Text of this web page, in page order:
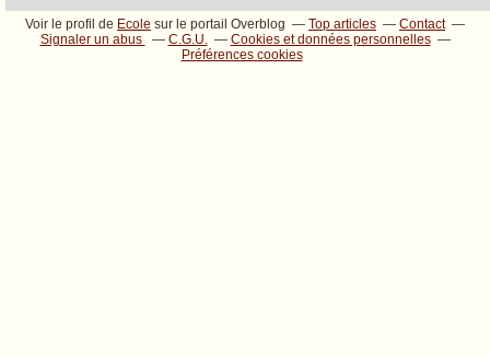
Voir le profil de Ecole sur le portail Overblog Top articles
Contact
Signaler un abus
C.G.U.
Cookies et données personnelles
Préférences cookies